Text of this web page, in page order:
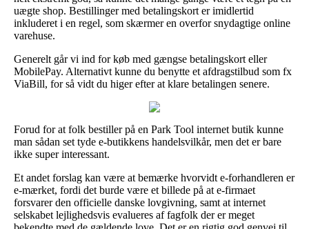
uægte shop. Bestillinger med betalingskort er imidlertid
inkluderet i en regel, som skærmer en overfor snydagtige online
varehuse.
Generelt går vi ind for køb med gængse betalingskort eller
MobilePay. Alternativt kunne du benytte et afdragstilbud som fx
ViaBill, for så vidt du higer efter at klare betalingen senere.
Forud for at folk bestiller på en Park Tool internet butik kunne
man sådan set tyde e-butikkens handelsvilkår, men det er bare
ikke super interessant.
Et andet forslag kan være at bemærke hvorvidt e-forhandleren er
e-mærket, fordi det burde være et billede på at e-firmaet
forsvarer den officielle danske lovgivning, samt at internet
selskabet lejlighedsvis evalueres af fagfolk der er meget